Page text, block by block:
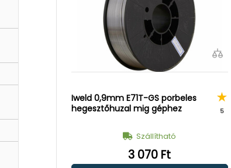
Iweld 0,9mm E71T-GS porbeles
hegesztőhuzal mig géphez
5
Szállítható
3 070 Ft